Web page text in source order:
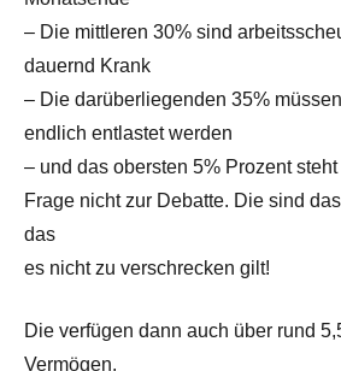
– Die mittleren 30% sind
dauernd Krank
– Die darüberliegenden 35%
endlich entlastet werden
– und das obersten 5% Prozent
Frage nicht zur Debatte. Die sind
das
es nicht zu verschrecken gilt!
Die verfügen dann auch über rund
Vermögen.